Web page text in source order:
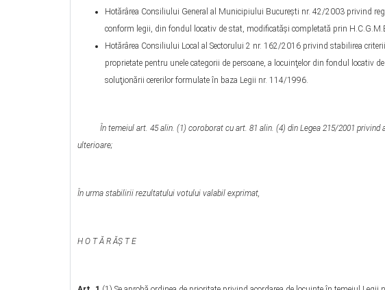
Hotărârea Consiliului General al Municipiului Bucureşti nr. 42/2003 privind
conform legii, din fondul locativ de stat, modificatăşi completată prin
Hotărârea Consiliului Local al Sectorului 2 nr. 162/2016 privind stabilirea
proprietate pentru unele categorii de persoane, a locuinţelor din fondul locativ
soluţionării cererilor formulate în baza Legii nr. 114/1996.
În temeiul art. 45 alin. (1) coroborat cu art. 81 alin. (4) din Legea 215/2001
ulterioare;
În urma stabilirii rezultatului votului valabil exprimat,
H O T Ă R ĂŞ T E